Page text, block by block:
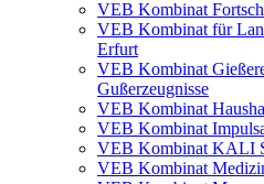
VEB Kombinat
VEB Kombinat für
Erfurt
VEB Kombinat
Gußerzeugnisse
VEB Kombinat
VEB Kombinat
VEB Kombinat KALI
VEB Kombinat